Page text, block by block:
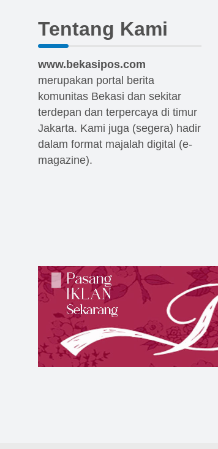
Tentang Kami
www.bekasipos.com
merupakan portal berita
komunitas Bekasi dan sekitar
terdepan dan terpercaya di timur
Jakarta. Kami juga (segera) hadir
dalam format majalah digital (e-
magazine).